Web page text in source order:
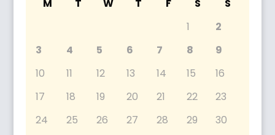
M T W T F S
S
1
2
3
4 5 6 7 8
9
10
11 12 13 14 15
16
17
18 19 20 21 22
23
24
25 26 27 28 29
30